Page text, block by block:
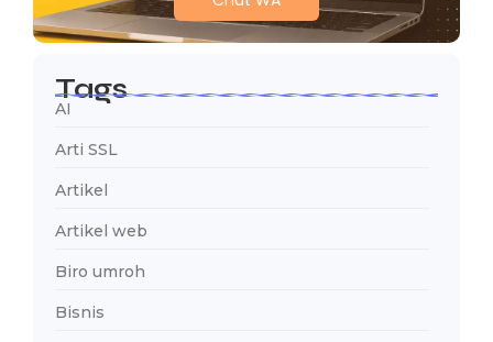
Tags
AI
Arti SSL
Artikel
Artikel web
Biro umroh
Bisnis